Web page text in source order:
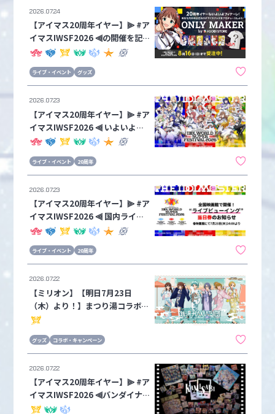
【アイマス20周年イヤー】⫸ #ア
イマスIWSF2026 ⫷の開催を記
念して、出演アイドル43名のビ
ツ" と"トートバッグ" で登場🌟
ライブ・イベント グッズ
2026.07.24
【アイマス20周年イヤー】⫸ #ア
イマスIWSF2026 ⫷ いよいよ明
日7月24日(金)より3DAYS開催！
物販展示など改めて周辺情報をま
とめてお知らせ！
ライブ・イベント 20周年
2026.07.23
【アイマス20周年イヤー】⫸ #ア
イマスIWSF2026 ⫷ 国内ライブ
ビューイング当日券販売のお知ら
(木)24時より受付開始！！
ライブ・イベント 20周年
2026.07.23
【ミリオン】【明日7月23日
（木）より！】まつり湯コラボ
「💭ほ？っとひと息 銭湯HANAB
グッズ コラボ・キャンペーン
2026.07.22
【アイマス20周年イヤー】⫸ #ア
イマスIWSF2026 ⫷バンダイナ
ムコミュージックライブより、音
2026.07.22